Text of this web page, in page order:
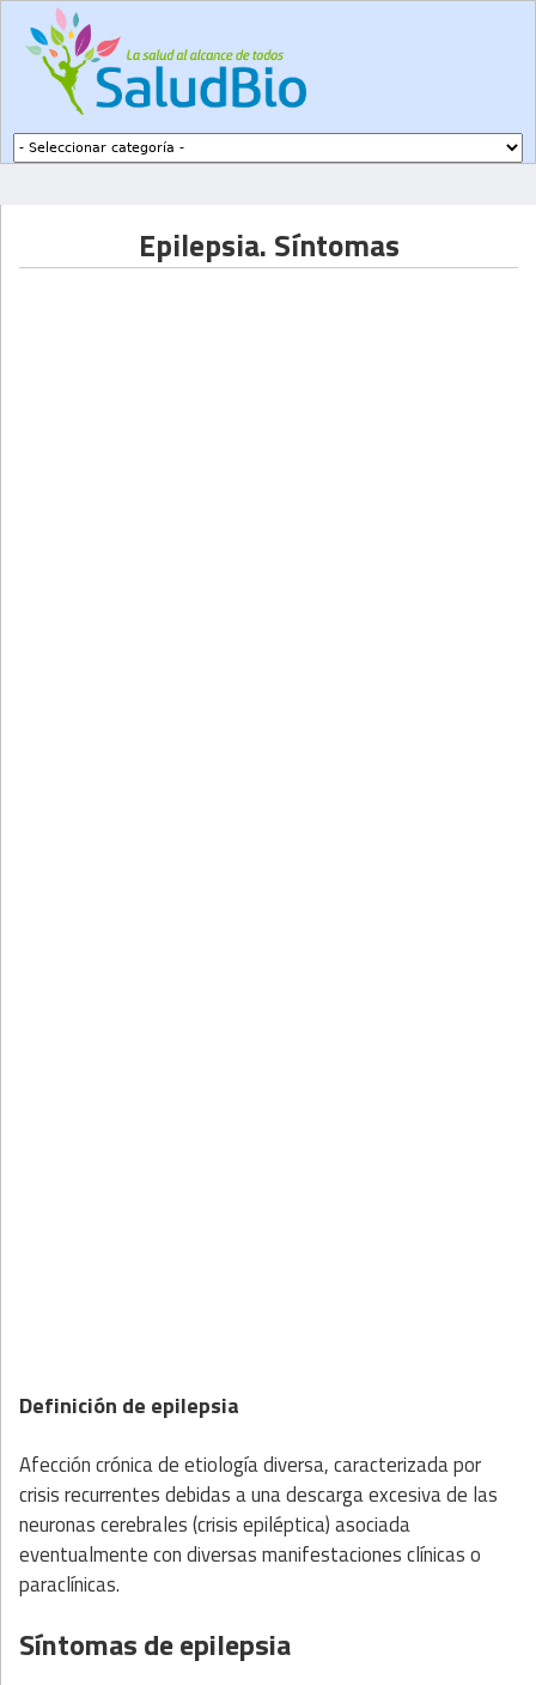
Epilepsia. Síntomas
Definición de epilepsia
Afección crónica de etiología diversa, caracterizada por
crisis recurrentes debidas a una descarga excesiva de las
neuronas cerebrales (crisis epiléptica) asociada
eventualmente con diversas manifestaciones clínicas o
paraclínicas.
Síntomas de epilepsia